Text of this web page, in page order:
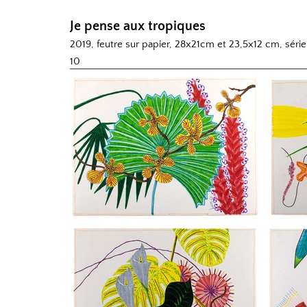
Je pense aux tropiques
2019, feutre sur papier, 28x21cm et 23,5x12 cm,
10